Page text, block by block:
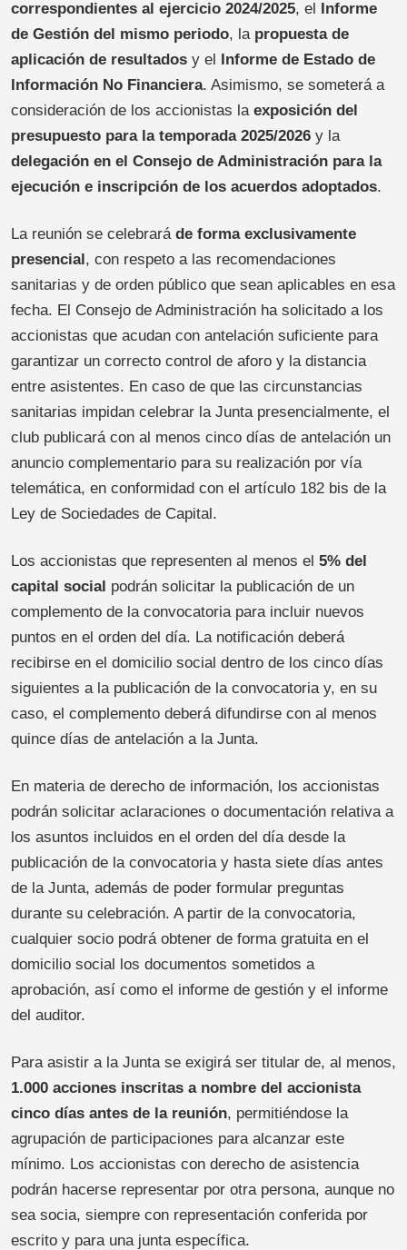
correspondientes al ejercicio 2024/2025, el
Informe
de Gestión del mismo periodo, la propuesta de
aplicación de resultados y el
Informe de Estado de
Información No Financiera. Asimismo, se someterá a
consideración de los accionistas la exposición del
presupuesto para la temporada 2025/2026 y la
delegación en el Consejo de Administración para la
ejecución e inscripción de los acuerdos adoptados.
La reunión se celebrará de forma exclusivamente
presencial , con respeto a las recomendaciones
sanitarias y de orden público que sean aplicables en esa
fecha. El Consejo de Administración ha solicitado a los
accionistas que acudan con antelación suficiente para
garantizar un correcto control de aforo y la distancia
entre asistentes. En caso de que las circunstancias
sanitarias impidan celebrar la Junta presencialmente, el
club publicará con al menos cinco días de antelación un
anuncio complementario para su realización por vía
telemática, en conformidad con el artículo 182 bis de la
Ley de Sociedades de Capital.
Los accionistas que representen al menos el 5% del
capital social podrán solicitar la publicación de un
complemento de la convocatoria para incluir nuevos
puntos en el orden del día. La notificación deberá
recibirse en el domicilio social dentro de los cinco días
siguientes a la publicación de la convocatoria y, en su
caso, el complemento deberá difundirse con al menos
quince días de antelación a la Junta.
En materia de derecho de información, los accionistas
podrán solicitar aclaraciones o documentación relativa a
los asuntos incluidos en el orden del día desde la
publicación de la convocatoria y hasta siete días antes
de la Junta, además de poder formular preguntas
durante su celebración. A partir de la convocatoria,
cualquier socio podrá obtener de forma gratuita en el
domicilio social los documentos sometidos a
aprobación, así como el informe de gestión y el informe
del auditor.
Para asistir a la Junta se exigirá ser titular de, al menos,
1.000 acciones inscritas a nombre del accionista
cinco días antes de la reunión, permitiéndose la
agrupación de participaciones para alcanzar este
mínimo. Los accionistas con derecho de asistencia
podrán hacerse representar por otra persona, aunque no
sea socia, siempre con representación conferida por
escrito y para una junta específica.